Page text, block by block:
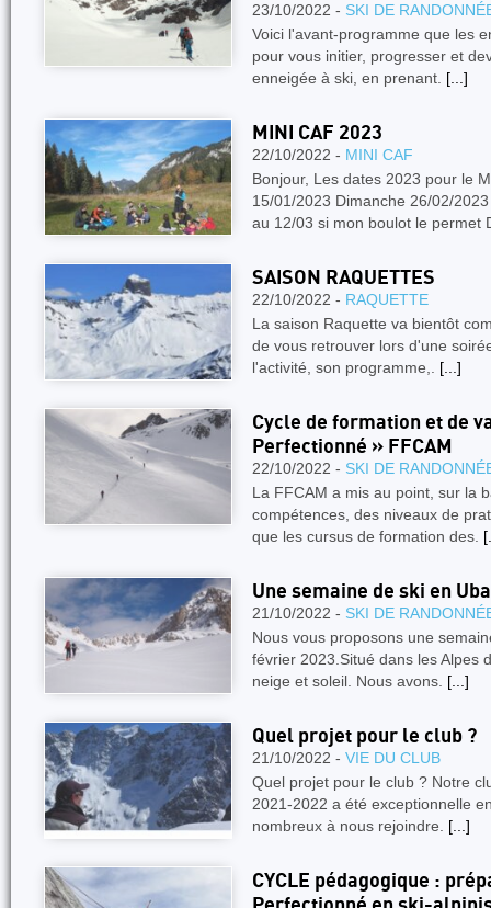
23/10/2022 - SKI DE
Voici l'avant-programme que les
pour vous initier, progresser et
enneigée à ski, en prenant. [...]
MINI CAF 2023
22/10/2022 - MINI CAF
Bonjour, Les dates 2023 pour le
15/01/2023 Dimanche 26/02/
au 12/03 si mon boulot le permet
SAISON RAQUETTES
22/10/2022 - RAQUETTE
La saison Raquette va bientôt
de vous retrouver lors d'une
l'activité, son programme,. [...]
Cycle de formation et de
Perfectionné » FFCAM
22/10/2022 - SKI DE
La FFCAM a mis au point, sur la
compétences, des niveaux de
que les cursus de formation des.
Une semaine de ski en
21/10/2022 - SKI DE
Nous vous proposons une
février 2023.Situé dans les Alpes
neige et soleil. Nous avons. [...]
Quel projet pour le club ?
21/10/2022 - VIE DU CLUB
Quel projet pour le club ? Notre
2021-2022 a été exceptionnelle
nombreux à nous rejoindre. [...]
CYCLE pédagogique :